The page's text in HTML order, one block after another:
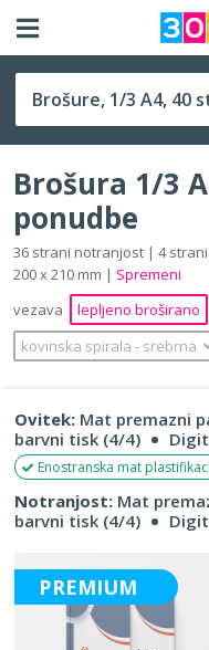
1/3 A4 (100 x 210 mm)
Brošura 1/3
ponudbe
36 strani notranjost | 4
200 x 210 mm | Spremeni
vezava
lepljeno broširano
kovinska spirala ‐ srebrna
Ovitek: Mat premazni
barvni tisk (4/4)
Enostranska mat
Notranjost: Mat
barvni tisk (4/4)
PREMIUM